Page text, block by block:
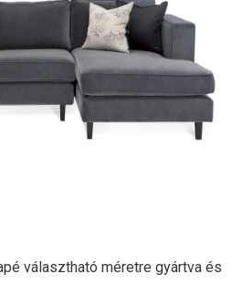
választható méretre gyártva és